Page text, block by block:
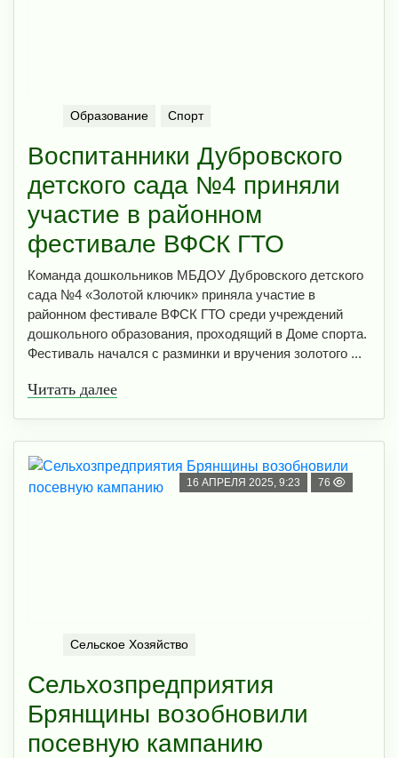
Образование Спорт
Воспитанники Дубровского
детского сада №4 приняли
участие в районном
фестивале ВФСК ГТО
Команда дошкольников МБДОУ Дубровского детского
сада №4 «Золотой ключик» приняла участие в
районном фестивале ВФСК ГТО среди учреждений
дошкольного образования, проходящий в Доме спорта.
Фестиваль начался с разминки и вручения золотого ...
Читать далее
16 АПРЕЛЯ 2025, 9:23 76
Сельское Хозяйство
Сельхозпредприятия
Брянщины возобновили
посевную кампанию